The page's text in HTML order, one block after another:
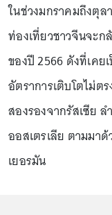
ในช่วงมกราคมถึงตุ
ท่องเที่ยวชาวจีนจะ
ของปี 2566 ดังที่เคย
อัตราการเติบโตไม่
สองรองจากรัสเซีย
ออสเตรเลีย ตามมา
เยอรมัน